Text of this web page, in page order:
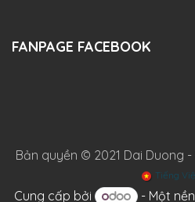
FANPAGE FACEBOOK
Bản quyền © 2021 Dai Duong
Tiếng
Cung cấp bởi - Một